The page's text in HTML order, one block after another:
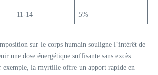
11-14 5%
sur le corps humain souligne l’intérêt de
une dose énergétique suffisante sans excès.
exemple, la myrtille offre un apport rapide en